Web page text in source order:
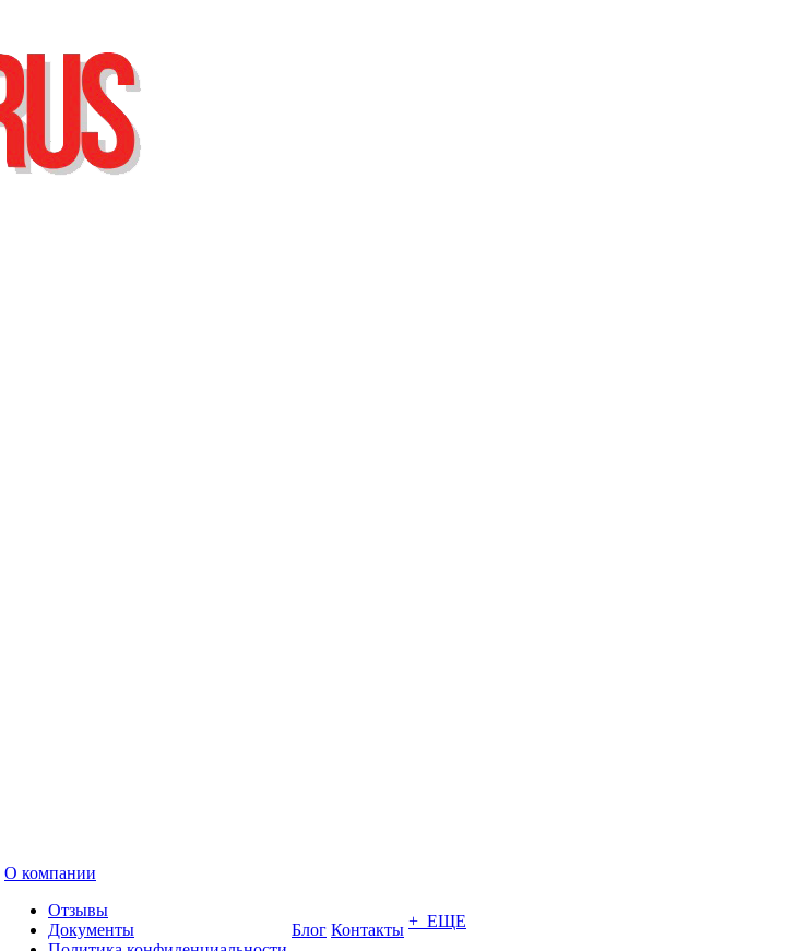
О компании
Отзывы
Документы
Блог Контакты + ЕЩЕ